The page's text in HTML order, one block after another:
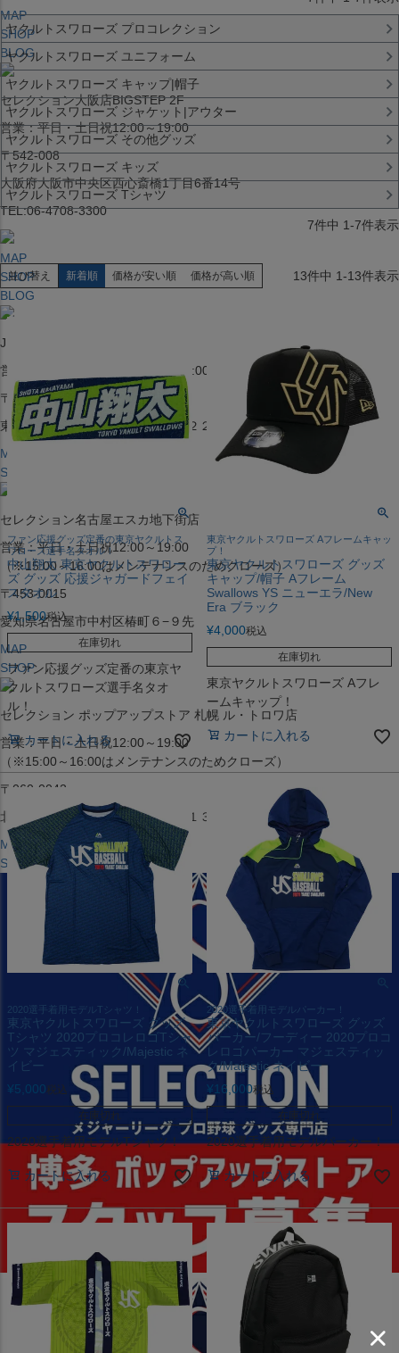
MAP
SHOP
BLOG
セレクション大阪店BIGSTEP 2F
営業：平日・土日祝12:00～19:00
〒542-008
大阪府大阪市中央区西心斎橋1丁目6番14号
TEL:06-4708-3300
MAP
SHOP
BLOG
JR水道橋駅西口店
営業：土・日・祝日のみ 12:00-18:00
〒101-0061
東京都千代田区神田三崎町２丁目２２−１ 1F
MAP
SHOP
セレクション名古屋エスカ地下街店
営業：平日・土日祝12:00～19:00
（※15:00～16:00はメンテナンスのためクローズ）
〒453-0015
愛知県名古屋市中村区椿町６−９先
MAP
SHOP
セレクション ポップアップストア 札幌 ル・トロワ店
営業：平日・土日祝12:00～19:00
（※15:00～16:00はメンテナンスのためクローズ）
〒060-0042
北海道札幌市中央区大通西１丁目１３
MAP
SHOP
ヤクルトスワローズ プロコレクション
ヤクルトスワローズ ユニフォーム
ヤクルトスワローズ キャップ|帽子
ヤクルトスワローズ ジャケット|アウター
ヤクルトスワローズ その他グッズ
ヤクルトスワローズ キッズ
ヤクルトスワローズ Tシャツ
7件中 1-7件表示
並び替え 新着順 価格が安い順 価格が高い順 13件中 1-13件表示
ファン応援グッズ定番の東京ヤクルトス
ワローズ選手名タオル！
中山翔太 東京ヤクルトスワロー
ズ グッズ 応援ジャガードフェイ
スタオル
¥1,500税込
在庫切れ
ファン応援グッズ定番の東京ヤ
クルトスワローズ選手名タオ
ル！
カートに入れる
東京ヤクルトスワローズ Aフレームキャッ
プ！
東京ヤクルトスワローズ グッズ
キャップ/帽子 Aフレーム
Swallows YS ニューエラ/New
Era ブラック
¥4,000税込
在庫切れ
東京ヤクルトスワローズ Aフレ
ームキャップ！
カートに入れる
2020選手着用モデルTシャツ！
東京ヤクルトスワローズ グッズ
Tシャツ 2020プロコレロゴTシャ
ツ マジェスティック/Majestic ネ
イビー
¥5,000税込
在庫切れ
2020選手着用モデルTシャツ！
カートに入れる
2020選手着用モデルパーカー！
東京ヤクルトスワローズ グッズ
パーカー/フーディー 2020プロコ
レロゴパーカー マジェスティッ
ク/Majestic ネイビー
¥16,000税込
在庫切れ
2020選手着用モデルパーカー！
カートに入れる